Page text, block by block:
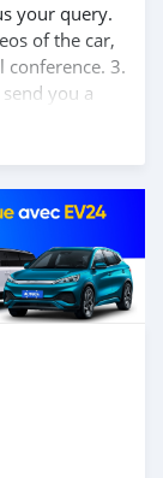
your query.
of the car,
conference. 3.
you a
4. After
Post loading
6.
and we are
steps to
And please
in
and guide